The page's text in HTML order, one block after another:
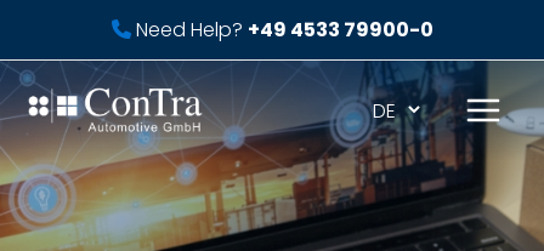
Inhalt
springen
Need Help? +49 4533 79900-0
Main